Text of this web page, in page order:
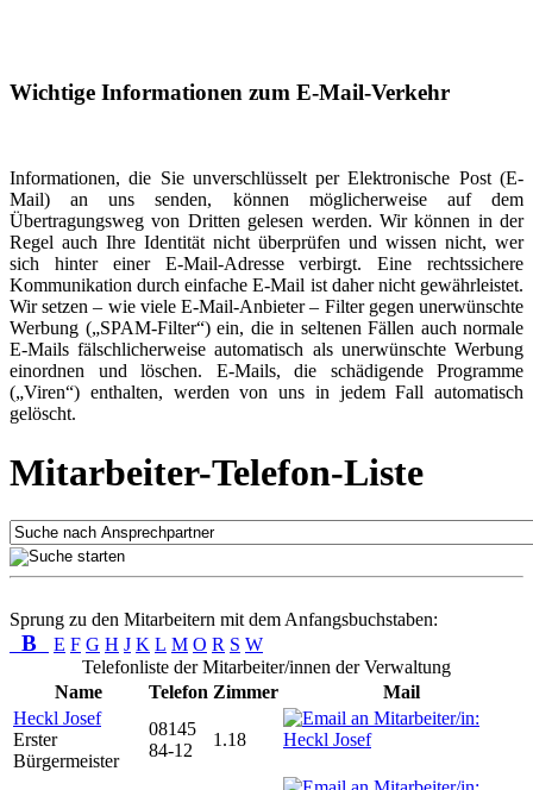
Wichtige Informationen zum E-Mail-Verkehr
Informationen, die Sie unverschlüsselt per Elektronische Post (E-
Mail) an uns senden, können möglicherweise auf dem
Übertragungsweg von Dritten gelesen werden. Wir können in der
Regel auch Ihre Identität nicht überprüfen und wissen nicht, wer
sich hinter einer E-Mail-Adresse verbirgt. Eine rechtssichere
Kommunikation durch einfache E-Mail ist daher nicht gewährleistet.
Wir setzen – wie viele E-Mail-Anbieter – Filter gegen unerwünschte
Werbung („SPAM-Filter“) ein, die in seltenen Fällen auch normale
E-Mails fälschlicherweise automatisch als unerwünschte Werbung
einordnen und löschen. E-Mails, die schädigende Programme
(„Viren“) enthalten, werden von uns in jedem Fall automatisch
gelöscht.
Mitarbeiter-Telefon-Liste
Sprung zu den Mitarbeitern mit dem Anfangsbuchstaben:
B E F G H J K L M O R S W
Telefonliste der Mitarbeiter/innen der Verwaltung
Name
Telefon Zimmer
Mail
Heckl Josef
Erster
Bürgermeister
08145
84-12
1.18